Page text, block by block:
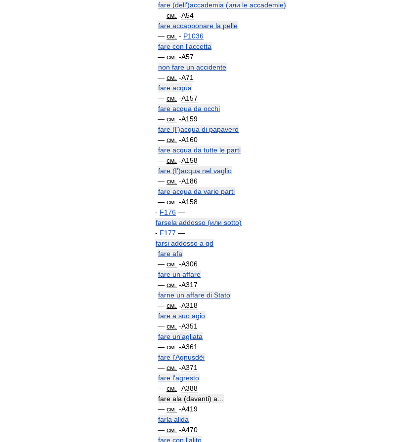
fare (dell')accademia (или le accademie)
— см -A54
fare accapponare la pelle
— см - P1036
fare con l'accetta
— см -A57
non fare un accidente
— см -A71
fare acqua
— см -A157
fare acqua da occhi
— см -A159
fare (l')acqua di papavero
— см -A160
fare acqua da tutte le parti
— см -A158
fare (I')acqua nel vaglio
— см -A186
fare acqua da varie parti
— см -A158
- F176 —
farsela addosso (или sotto)
- F177 —
farsi addosso a qd
fare afa
— см -A306
fare un affare
— см -A317
farne un affare di Stato
— см -A318
fare a suo agio
— см -A351
fare un'agliata
— см -A361
fare l'Agnusdèi
— см -A371
fare l'agresto
— см -A388
fare ala (davanti) a
— см -A419
farla alida
— см -A470
fare con l'alito